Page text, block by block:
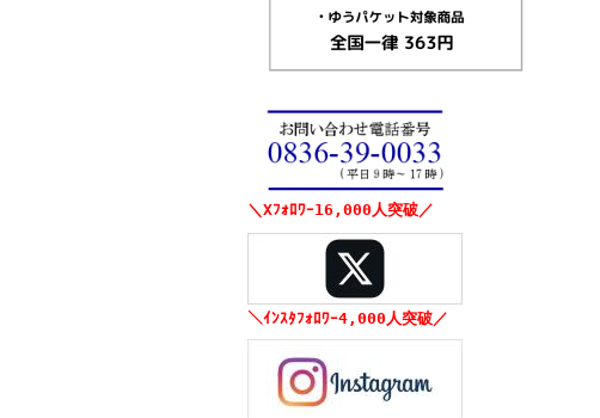
＼Xﾌｫﾛﾜｰ16,000人突破／
＼ｲﾝｽﾀﾌｫﾛﾜｰ4,000人突破／